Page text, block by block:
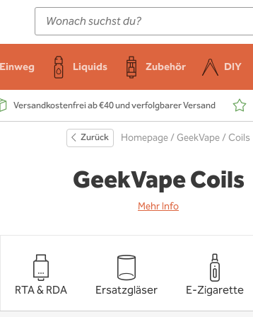
Einweg Liquids Zubehör DIY
Versandkostenfrei ab €40 und verfolgbarer Versand
E-Zigarette
Einweg
Liquids
Zubehör
DIY
Zurück Homepage/GeekVape/ Coils
GeekVape Coils
Mehr Info
RTA & RDA Ersatzgläser E-Zigarette